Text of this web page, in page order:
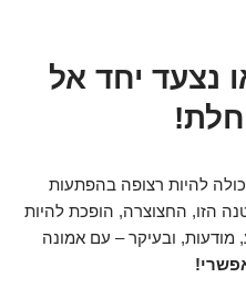
נצעד יחד אל
להיות רצופה בהפתעות
הזו, החצוצרה, הופכת להיות
מודעות, ובעיקר – עם אמונה